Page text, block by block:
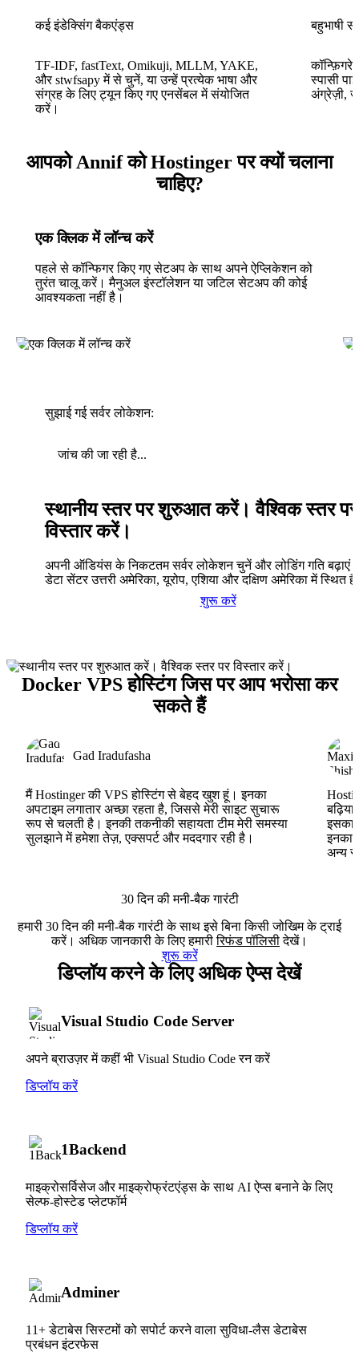
कई इंडेक्सिंग बैकएंड्स
TF-IDF, fastText, Omikuji, MLLM, YAKE,
और stwfsapy में से चुनें, या उन्हें प्रत्येक भाषा और
संग्रह के लिए ट्यून किए गए एनसेंबल में संयोजित
करें।
बहुभाषी
स्पासी
अंग्रेज़ी,
आपको Annif को Hostinger पर क्यों चलाना
चाहिए?
एक क्लिक में लॉन्च करें
पहले से कॉन्फिगर किए गए सेटअप के साथ अपने ऐप्लिकेशन को
तुरंत चालू करें। मैनुअल इंस्टॉलेशन या जटिल सेटअप की कोई
आवश्यकता नहीं है।
सुझाई गई सर्वर लोकेशन:
जांच की जा रही है...
स्थानीय स्तर पर शुरुआत करें। वैश्विक स्तर पर
विस्तार करें।
अपनी ऑडियंस के निकटतम सर्वर लोकेशन चुनें और लोडिंग गति बढ़ाएं।
डेटा सेंटर उत्तरी अमेरिका, यूरोप, एशिया और दक्षिण अमेरिका में स्थित
शुरू करें
Docker VPS होस्टिंग जिस पर आप भरोसा कर
सकते हैं
Gad Iradufasha
मैं Hostinger की VPS होस्टिंग से बेहद खुश हूं। इनका
अपटाइम लगातार अच्छा रहता है, जिससे मेरी साइट सुचारू
रूप से चलती है। इनकी तकनीकी सहायता टीम मेरी समस्या
सुलझाने में हमेशा तेज़, एक्सपर्ट और मददगार रही है।
इसका
इनका
अन्य
30 दिन की मनी-बैक गारंटी
हमारी 30 दिन की मनी-बैक गारंटी के साथ इसे बिना किसी जोखिम के ट्राई
करें। अधिक जानकारी के लिए हमारीरिफंड पॉलिसीदेखें।
शुरू करें
डिप्लॉय करने के लिए अधिक ऐप्स देखें
Visual Studio Code Server
अपने ब्राउज़र में कहीं भी Visual Studio Code रन करें
डिप्लॉय करें
1Backend
माइक्रोसर्विसेज और माइक्रोफ्रंटएंड्स के साथ AI ऐप्स बनाने के लिए
सेल्फ-होस्टेड प्लेटफॉर्म
डिप्लॉय करें
Adminer
11+ डेटाबेस सिस्टमों को सपोर्ट करने वाला सुविधा-लैस डेटाबेस
प्रबंधन इंटरफेस